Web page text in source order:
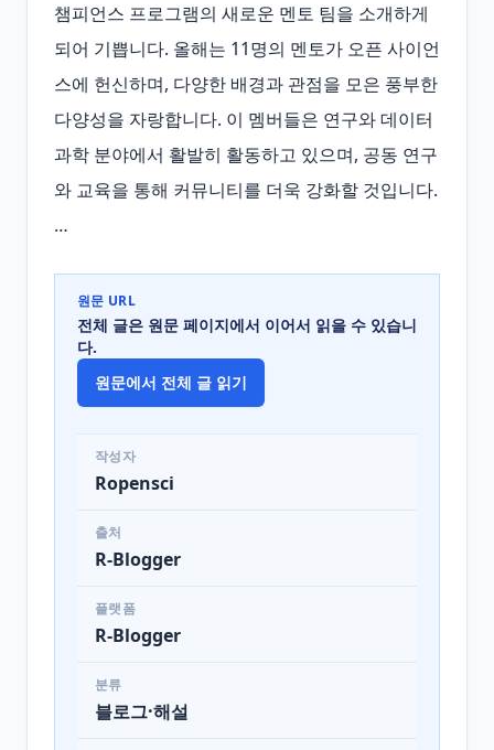
챔피언스 프로그램의 새로운 멘토 팀을 소개하게
되어 기쁩니다. 올해는 11명의 멘토가 오픈 사이언
스에 헌신하며, 다양한 배경과 관점을 모은 풍부한
다양성을 자랑합니다. 이 멤버들은 연구와 데이터
과학 분야에서 활발히 활동하고 있으며, 공동 연구
와 교육을 통해 커뮤니티를 더욱 강화할 것입니다.
…
원문 URL
전체 글은 원문 페이지에서 이어서 읽을 수 있습니
다.
원문에서 전체 글 읽기
작성자
Ropensci
출처
R-Blogger
플랫폼
R-Blogger
분류
블로그·해설